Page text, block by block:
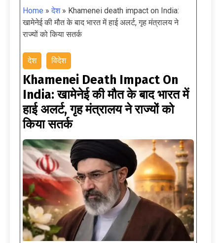
Home »देश» Khamenei death impact on India:
खामेनेई की मौत के बाद भारत में हाई अलर्ट, गृह मंत्रालय ने
राज्यों को किया सतर्क
देश विदेश
Khamenei Death Impact On
India: खामेनेई की मौत के बाद भारत में
हाई अलर्ट, गृह मंत्रालय ने राज्यों को
किया सतर्क